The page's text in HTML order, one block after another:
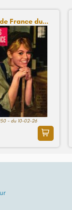
France du...
- du 10-02-26